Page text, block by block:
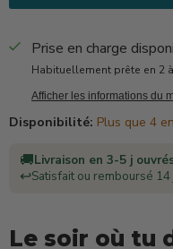
Prise en charge
Habituellement prête en 2
Afficher les informations du
Disponibilité: Plus que 4
🚚Livraison en 3-5 j
↩️Satisfait ou remboursé 14
Le soir où tu